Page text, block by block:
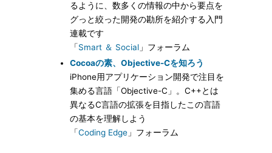
るように、数多くの情報の中から要点を
グっと絞った開発の勘所を紹介する入門
連載です
「Smart ＆ Social」フォーラム
Cocoaの素、Objective-Cを知ろう
iPhone用アプリケーション開発で注目を
集める言語「Objective-C」。C++とは
異なるC言語の拡張を目指したこの言語
の基本を理解しよう
「Coding Edge」フォーラム